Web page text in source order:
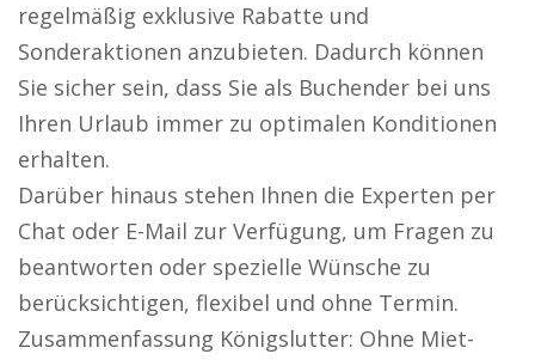
regelmäßig exklusive Rabatte und
Sonderaktionen anzubieten. Dadurch können
Sie sicher sein, dass Sie als Buchender bei uns
Ihren Urlaub immer zu optimalen Konditionen
erhalten.
Darüber hinaus stehen Ihnen die Experten per
Chat oder E-Mail zur Verfügung, um Fragen zu
beantworten oder spezielle Wünsche zu
berücksichtigen, flexibel und ohne Termin.
Zusammenfassung Königslutter: Ohne Miet-